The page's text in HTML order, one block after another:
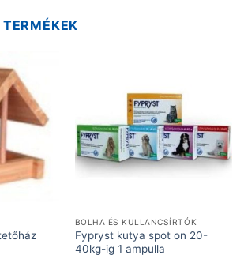
BOLHA ÉS KULLANCSÍRTÓK
Fypryst kutya spot on 20-
40kg-ig 1 ampulla